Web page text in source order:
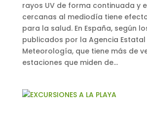
rayos UV de forma continuada y
cercanas al mediodía tiene
para la salud. En España, según
publicados por la Agencia
Meteorología, que tiene más de
estaciones que miden de...